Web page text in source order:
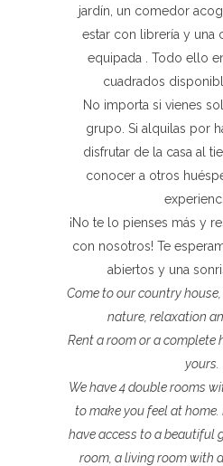
jardín, un comedor
estar con librería y una
equipada . Todo ello
cuadrados
No importa si vienes
grupo. Si alquilas por
disfrutar de la casa al
conocer a otros
¡No te lo pienses más y
con nosotros! Te
abiertos y una
Come to our country
nature, relaxation
Rent a room or a complete
yours.
We have 4 double rooms
to make you feel at
have access to a beautiful
room, a living room with